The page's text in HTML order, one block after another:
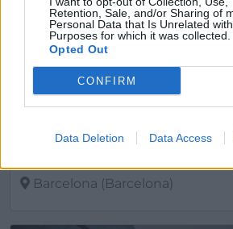
Retention, Sale, and/or Sharing of
Personal Data that Is Unrelated
Purposes for which it was collected.
Opted Out
CONFIRM
Data Deletion Data Access
Novita Dental Studio Sants
Barcelona (Barcelona)